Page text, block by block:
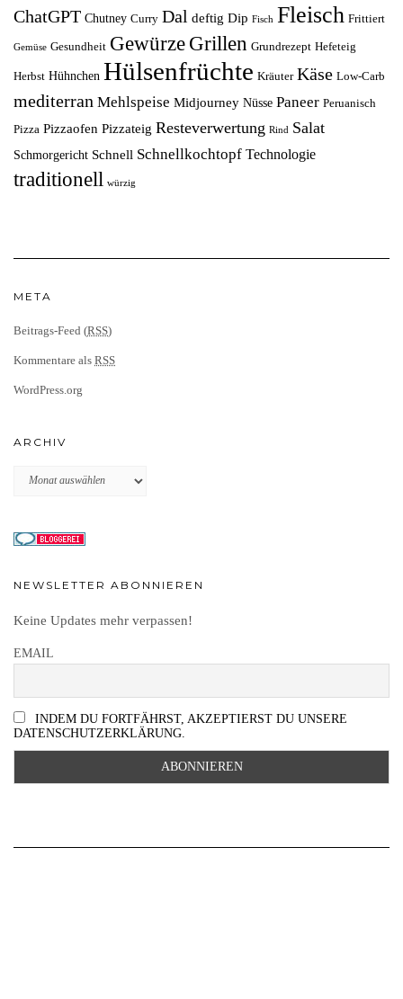
ChatGPT Chutney Curry Dal deftig Dip Fisch Fleisch Frittiert
Gemüse Gesundheit Gewürze Grillen Grundrezept Hefeteig
Herbst Hühnchen Hülsenfrüchte Kräuter Käse Low-Carb
mediterran Mehlspeise Midjourney Nüsse Paneer Peruanisch
Pizza Pizzaofen Pizzateig Resteverwertung Rind Salat
Schmorgericht Schnell Schnellkochtopf Technologie
traditionell würzig
META
Beitrags-Feed (RSS)
Kommentare als RSS
WordPress.org
ARCHIV
Archiv
NEWSLETTER ABONNIEREN
Keine Updates mehr verpassen!
EMAIL
INDEM DU FORTFÄHRST, AKZEPTIERST DU UNSERE
DATENSCHUTZERKLÄRUNG.